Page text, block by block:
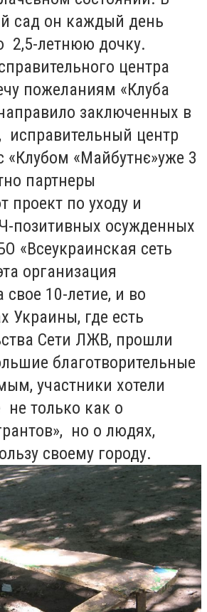
сад он каждый день
2,5-летнюю дочку.
центра
пожеланиям «Клуба
заключенных в
исправительный центр
«Клубом «Майбутнє»уже 3
партнеры
проект по уходу и
позитивных осужденных
«Всеукраинская сеть
организация
свое 10-летие, и во
Украины, где есть
Сети ЛЖВ, прошли
благотворительные
участники хотели
не только как о
но о людях,
своему городу.